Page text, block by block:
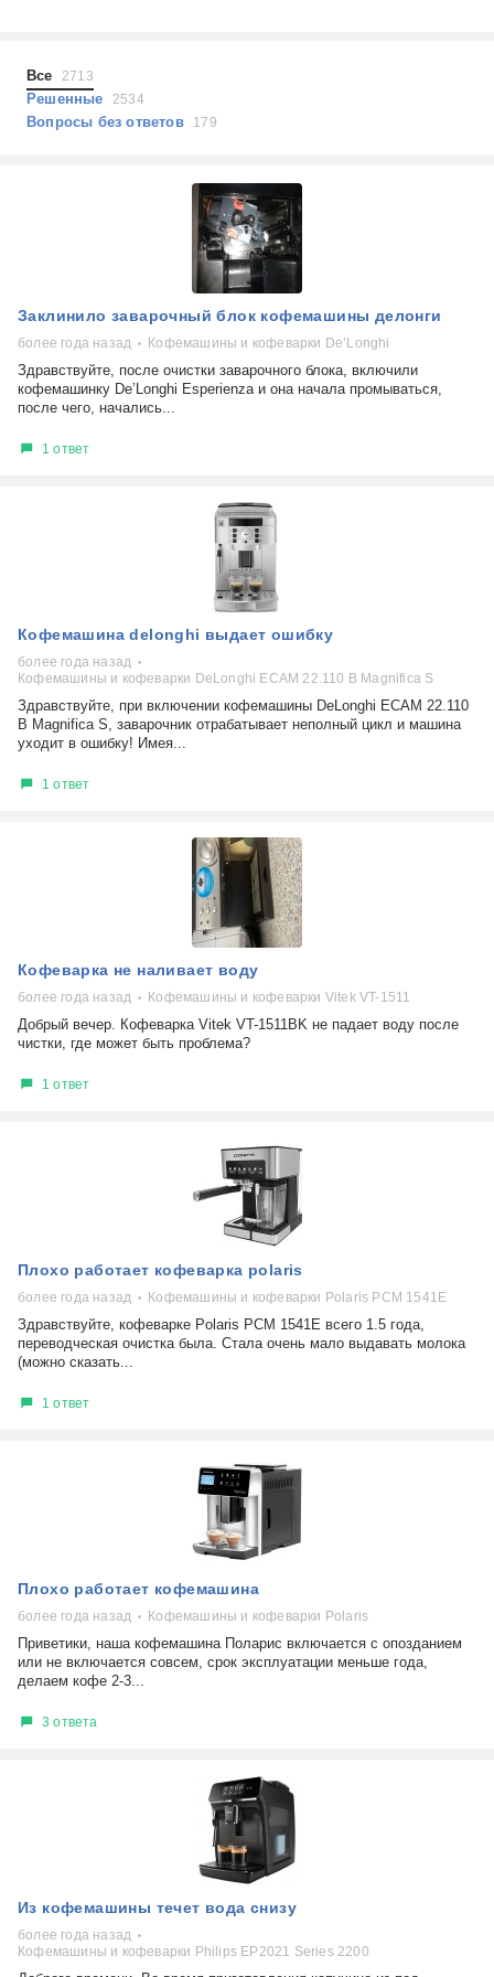
Наушники
Выберите...
не включается
самопроизвольное выключение
самостоятельный ремонт
выдает ошибку
плохо работает
решение проблемы
Все 2713
Решенные 2534
Вопросы без ответов 179
Заклинило заварочный блок кофемашины делонги
более года назад Кофемашины и кофеварки De’Longhi
Здравствуйте, после очистки заварочного блока, включили
кофемашинку De’Longhi Esperienza и она начала промываться,
после чего, начались...
1 ответ
Кофемашина delonghi выдает ошибку
более года назад
Кофемашины и кофеварки DeLonghi ECAM 22.110 B Magnifica S
Здравствуйте, при включении кофемашины DeLonghi ECAM 22.110
B Magnifica S, заварочник отрабатывает неполный цикл и машина
уходит в ошибку! Имея...
1 ответ
Кофеварка не наливает воду
более года назад Кофемашины и кофеварки Vitek VT-1511
Добрый вечер. Кофеварка Vitek VT-1511BK не падает воду после
чистки, где может быть проблема?
1 ответ
Плохо работает кофеварка polaris
более года назад Кофемашины и кофеварки Polaris PCM 1541E
Здравствуйте, кофеварке Polaris PCM 1541E всего 1.5 года,
переводческая очистка была. Стала очень мало выдавать молока
(можно сказать...
1 ответ
Плохо работает кофемашина
более года назад Кофемашины и кофеварки Polaris
Приветики, наша кофемашина Поларис включается с опозданием
или не включается совсем, срок эксплуатации меньше года,
делаем кофе 2-3...
3 ответа
Из кофемашины течет вода снизу
более года назад
Кофемашины и кофеварки Philips EP2021 Series 2200